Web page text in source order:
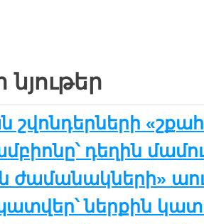
դեղին
ժամանակների»
ներքին